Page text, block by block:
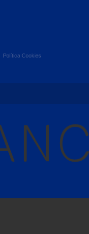
Política Cookies